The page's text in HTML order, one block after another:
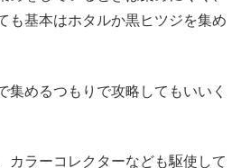
も基本はホタルか黒ヒツジを集め
集めるつもりで攻略してもいいく
カラーコレクターなども駆使して